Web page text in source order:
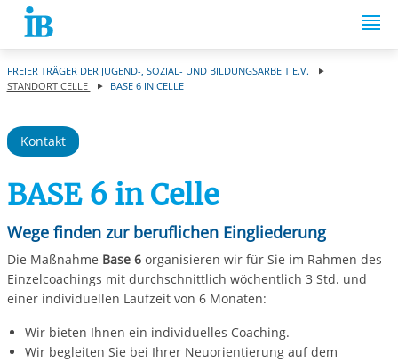
Springe zum Inhalt
FREIER TRÄGER DER JUGEND-, SOZIAL- UND BILDUNGSARBEIT E.V.
STANDORT CELLE
BASE 6 IN CELLE
Kontakt
BASE 6 in Celle
Wege finden zur beruflichen Eingliederung
Die Maßnahme Base 6organisieren wir für Sie im Rahmen des
Einzelcoachings mit durchschnittlich wöchentlich 3 Std. und
einer individuellen Laufzeit von 6 Monaten:
Wir bieten Ihnen ein individuelles Coaching.
Wir begleiten Sie bei Ihrer Neuorientierung auf dem